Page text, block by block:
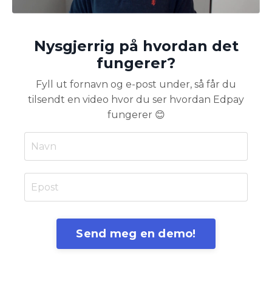
Nysgjerrig på hvordan det
fungerer?
Fyll ut fornavn og e-post under, så får du
tilsendt en video hvor du ser hvordan Edpay
fungerer 😊
Send meg en demo!